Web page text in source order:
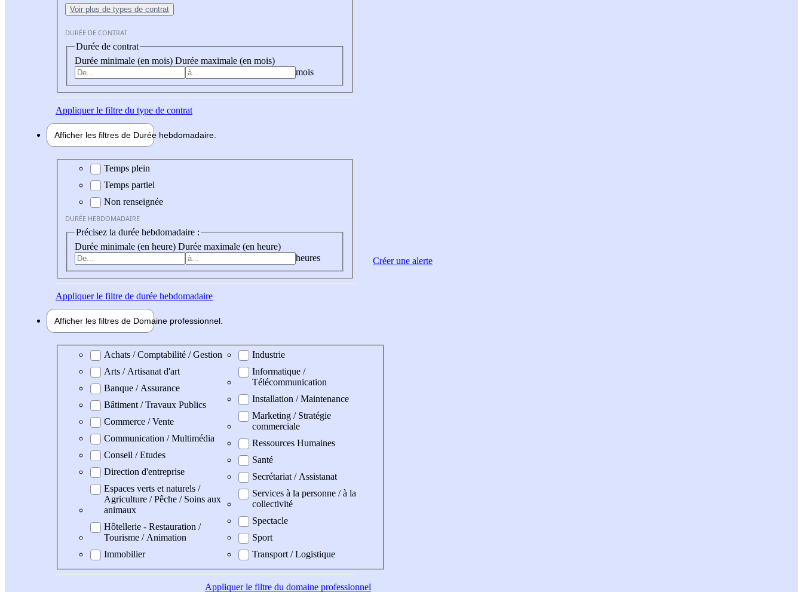
Voir plus de types de contrat
DURÉE DE CONTRAT
Durée de contrat
Durée minimale (en mois) Durée maximale (en mois)
mois
Appliquerle filtre du type de contrat
Afficher les filtres de Durée hebdomadaire
Durée hebdomadaire
Temps plein
Temps partiel
Non renseignée
DURÉE HEBDOMADAIRE
Précisez la durée hebdomadaire :
Durée minimale (en heure) Durée maximale (en heure)
heures
Appliquerle filtre de durée hebdomadaire
Afficher les filtres de Domaine professionnel
Domaine professionel
Achats / Comptabilité / Gestion
Arts / Artisanat d'art
Banque / Assurance
Bâtiment / Travaux Publics
Commerce / Vente
Communication / Multimédia
Conseil / Etudes
Direction d'entreprise
Espaces verts et naturels /
Agriculture / Pêche / Soins aux
animaux
Hôtellerie - Restauration /
Tourisme / Animation
Immobilier
Industrie
Informatique /
Télécommunication
Installation / Maintenance
Marketing / Stratégie
commerciale
Ressources Humaines
Santé
Secrétariat / Assistanat
Services à la personne / à la
collectivité
Spectacle
Sport
Transport / Logistique
Appliquerle filtre du domaine professionnel
Créer une alerte